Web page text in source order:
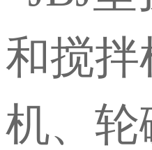
和搅
机、轮